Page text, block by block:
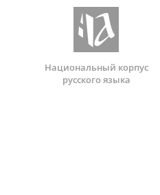
Национальный корпус
русского языка